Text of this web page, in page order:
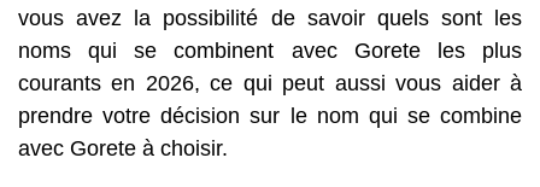
vous avez la possibilité de savoir quels sont les
noms qui se combinent avec Gorete les plus
courants en 2026, ce qui peut aussi vous aider à
prendre votre décision sur le nom qui se combine
avec Gorete à choisir.